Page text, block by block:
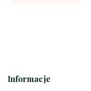
Informacje